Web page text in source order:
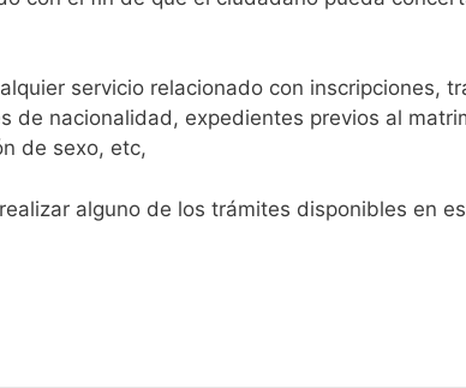
servicio relacionado con inscripciones,
nacionalidad, expedientes previos al
de sexo, etc,
alguno de los trámites disponibles en